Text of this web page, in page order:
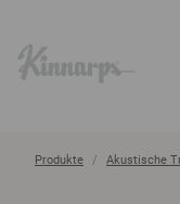
Produkte Akustische